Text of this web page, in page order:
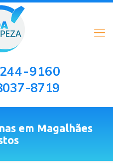
9160
8719
em Magalhães